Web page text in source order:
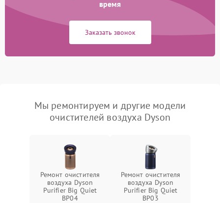
время
Заказать звонок
Мы ремонтируем и другие модели
очистителей воздуха Dyson
Ремонт очистителя
воздуха Dyson
Purifier Big Quiet
BP04
Ремонт очистителя
воздуха Dyson
Purifier Big Quiet
BP03